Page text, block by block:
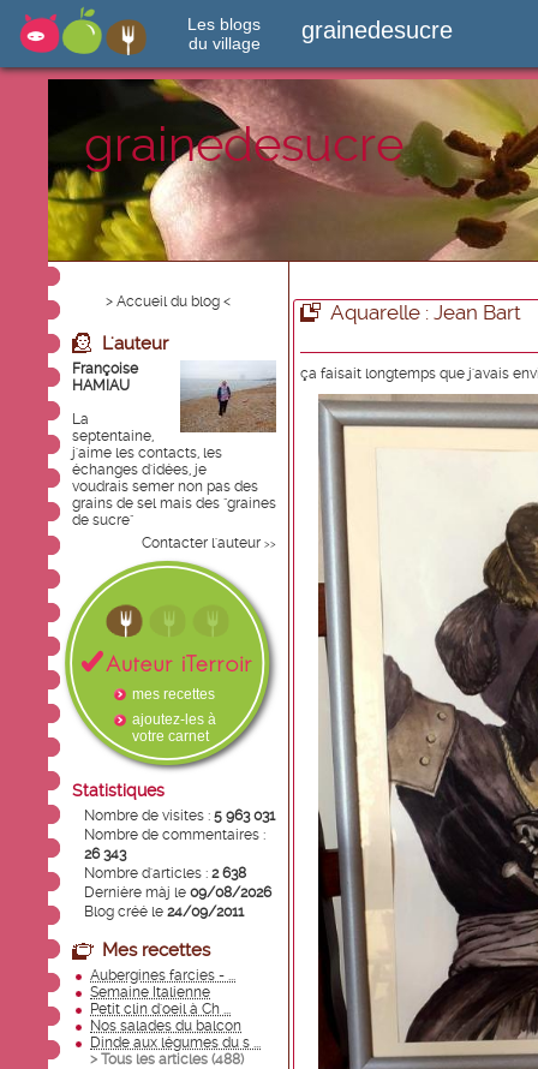
Les blogs
du village
grainedesucre
grainedesucre
> Accueil du blog <
L'auteur
Françoise
HAMIAU
La
septentaine,
j'aime les contacts, les
échanges d'idées, je
voudrais semer non pas des
grains de sel mais des "graines
de sucre"
Contacter l'auteur >>
mes recettes
ajoutez-les à
votre carnet
Statistiques
Nombre de visites : 5 963 031
Nombre de commentaires :
26 343
Nombre d'articles : 2 638
Dernière màj le 09/08/2026
Blog créé le 24/09/2011
Mes recettes
Aubergines farcies - ...
Semaine Italienne
Petit clin d'oeil à Ch ...
Nos salades du balcon
Dinde aux légumes du s ...
> Tous les articles (488)
Aquarelle : Jean Bart
ça faisait longtemps que j'avais